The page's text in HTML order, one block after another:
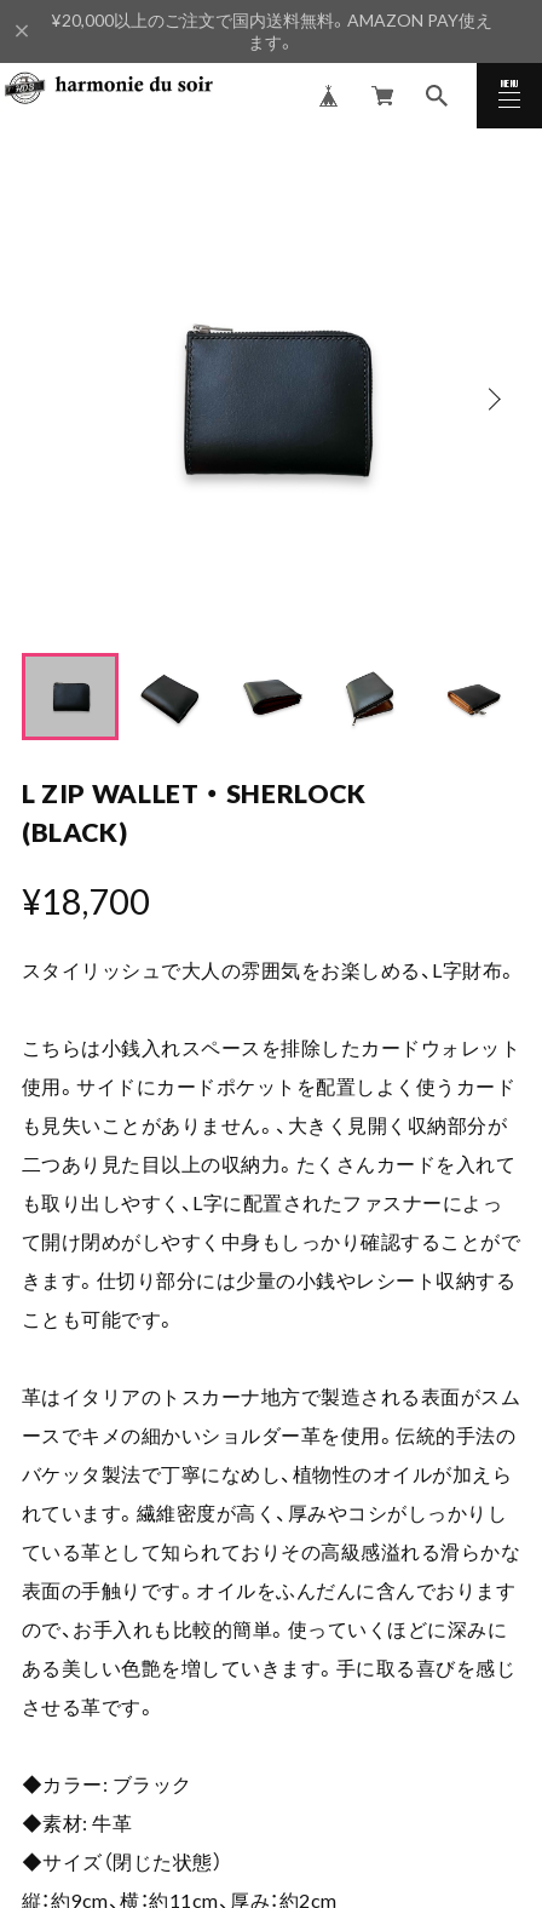
¥20,000以上のご注文で国内送料無料。AMAZON PAY使え
ます。
MENU
CLOSE
L ZIP WALLET ・ SHERLOCK
(BLACK)
¥18,700
スタイリッシュで大人の雰囲気をお楽しめる、L字財布。
こちらは小銭入れスペースを排除したカードウォレット
使用。サイドにカードポケットを配置しよく使うカード
も見失いことがありません。、大きく見開く収納部分が
二つあり見た目以上の収納力。たくさんカードを入れて
も取り出しやすく、L字に配置されたファスナーによっ
て開け閉めがしやすく中身もしっかり確認することがで
きます。仕切り部分には少量の小銭やレシート収納する
ことも可能です。
革はイタリアのトスカーナ地方で製造される表面がスム
ースでキメの細かいショルダー革を使用。伝統的手法の
バケッタ製法で丁寧になめし、植物性のオイルが加えら
れています。繊維密度が高く、厚みやコシがしっかりし
ている革として知られておりその高級感溢れる滑らかな
表面の手触りです。オイルをふんだんに含んでおります
ので、お手入れも比較的簡単。使っていくほどに深みに
ある美しい色艶を増していきます。手に取る喜びを感じ
させる革です。
◆カラー: ブラック
◆素材: 牛革
◆サイズ（閉じた状態）
縦：約9cm、横：約11cm、厚み：約2cm